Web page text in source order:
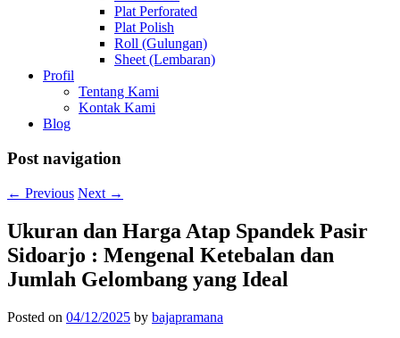
Plat Perforated
Plat Polish
Roll (Gulungan)
Sheet (Lembaran)
Profil
Tentang Kami
Kontak Kami
Blog
Post navigation
← Previous Next →
Ukuran dan Harga Atap Spandek Pasir
Sidoarjo : Mengenal Ketebalan dan
Jumlah Gelombang yang Ideal
Posted on 04/12/2025 by bajapramana